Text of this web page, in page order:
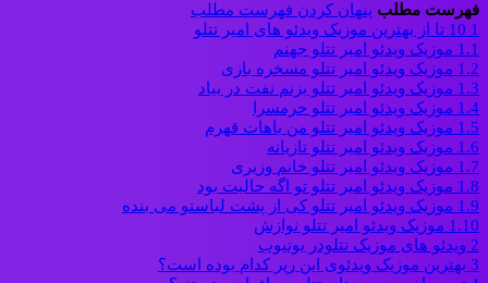
فهرست مطلب پنهان کردن فهرست مطلب
1 10 تا از بهترین موزیک ویدئو های امیر تتلو
1.1 موزیک ویدئو امیر تتلو جهنم
1.2 موزیک ویدئو امیر تتلو مسخره بازی
1.3 موزیک ویدئو امیر تتلو بزنم نفت در بیاد
1.4 موزیک ویدئو امیر تتلو حرمسرا
1.5 موزیک ویدئو امیر تتلو من باهات قهرم
1.6 موزیک ویدئو امیر تتلو تازیانه
1.7 موزیک ویدئو امیر تتلو خانم وزیری
1.8 موزیک ویدئو امیر تتلو تو اگه حالیت بود
1.9 موزیک ویدئو امیر تتلو کی از پشت لباستو می بنده
1.10 موزیک ویدئو امیر تتلو نوازش
2 ویدئو های موزیک تتلودر یوتیوب
3 بهترین موزیک ویدئوی این رپر کدام بوده است؟